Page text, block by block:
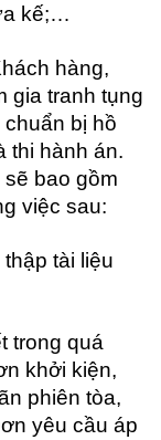
kế;…
hàng,
gia tranh tụng
bị hồ
thi hành án.
bao gồm
việc sau:
tài liệu
trong quá
khởi kiện,
phiên tòa,
yêu cầu áp